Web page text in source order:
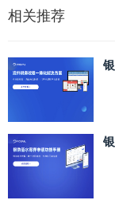
相关推荐